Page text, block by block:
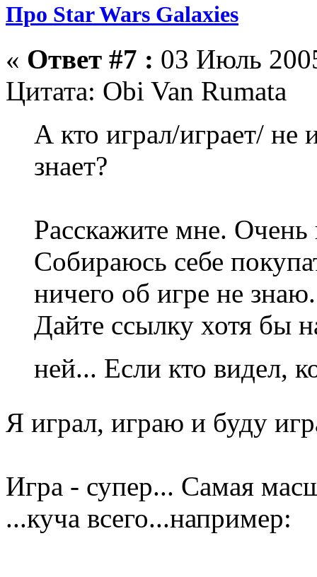
Про Star Wars Galaxies
« Ответ #7 : 03 Июль
Цитата: Obi Van Rumata
А кто играл/играет/ не
знает?
Расскажите мне.
Собираюсь себе
ничего об игре не
Дайте ссылку хотя
ней... Если кто видел,
Я играл, играю и буду
Игра - супер... Самая
...куча всего...например: